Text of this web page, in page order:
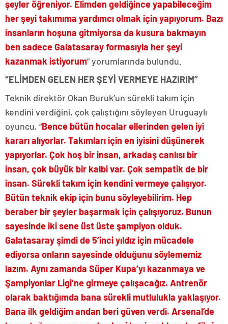
şeyler öğreniyor. Elimden geldiğince yapabileceğim
her şeyi takımıma yardımcı olmak için yapıyorum. Bazı
insanların hoşuna gitmiyorsa da kusura bakmayın
ben sadece Galatasaray formasıyla her şeyi
kazanmak istiyorum” yorumlarında bulundu.
“ELİMDEN GELEN HER ŞEYİ VERMEYE HAZIRIM”
Teknik direktör Okan Buruk’un sürekli takım için
kendini verdiğini, çok çalıştığını söyleyen Uruguaylı
oyuncu, “Bence bütün hocalar ellerinden gelen iyi
kararı alıyorlar. Takımları için en iyisini düşünerek
yapıyorlar. Çok hoş bir insan, arkadaş canlısı bir
insan, çok büyük bir kalbi var. Çok sempatik de bir
insan. Sürekli takım için kendini vermeye çalışıyor.
Bütün teknik ekip için bunu söyleyebilirim. Hep
beraber bir şeyler başarmak için çalışıyoruz. Bunun
sayesinde iki sene üst üste şampiyon olduk.
Galatasaray şimdi de 5’inci yıldız için mücadele
ediyorsa onların sayesinde olduğunu söylememiz
lazım. Aynı zamanda Süper Kupa’yı kazanmaya ve
Şampiyonlar Ligi’ne girmeye çalışacağız. Antrenör
olarak baktığımda bana sürekli mutlulukla yaklaşıyor.
Bana ilk geldiğim andan beri güven verdi. Arsenal’de